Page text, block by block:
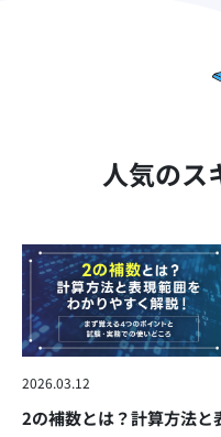
人気のス
2026.03.12
2の補数とは？計算方法と